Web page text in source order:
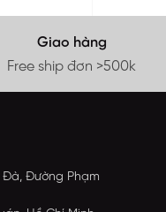
Giao hàng
Free ship đơn >500k
Đà, Đường Phạm